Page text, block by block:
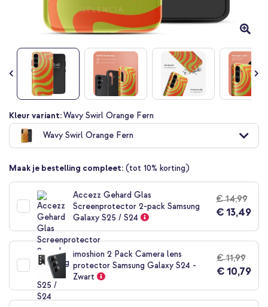
Ga
naar
begin
de
afbeeldingen-
Kleur variant:Wavy Swirl Orange Fern
Wavy Swirl Orange Fern
Maak je bestelling compleet: (tot 10% korting)
Accezz Gehard Glas
Screenprotector 2-pack Samsung
Galaxy S25 / S24
€ 14,99
€ 13,49
imoshion 2 Pack Camera lens
protector Samsung Galaxy S24 -
Zwart
€ 11,99
€ 10,79